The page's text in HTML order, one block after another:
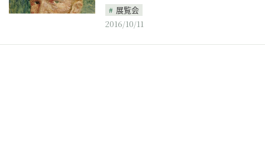
展覧会
2016/10/11